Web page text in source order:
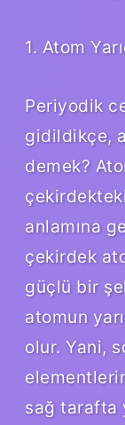
1. Atom
Periyodik
gidildikçe,
demek?
anlamına
çekirdek
güçlü bir
atomun
olur. Yani,
sağ tarafta